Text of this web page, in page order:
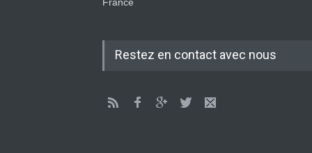
Restez en contact avec nous